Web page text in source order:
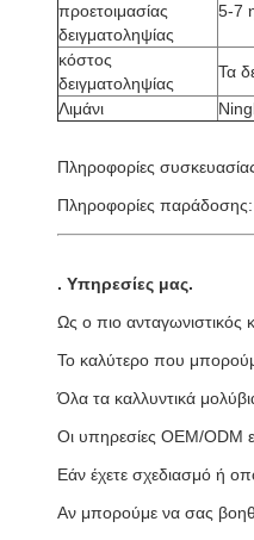
προετοιμασίας
δειγματοληψίας
5-7
κόστος
δειγματοληψίας
Τα
Λιμάνι
Πληροφορίες
Πληροφορίες
. Υπηρεσίες μας.
Ως ο πιο ανταγωνιστικός
Το καλύτερο που
Όλα τα καλλυντικά
Οι υπηρεσίες OEM/ODM
Εάν έχετε σχεδιασμό ή
Αν μπορούμε να σας